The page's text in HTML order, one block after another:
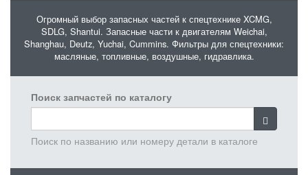
Огромный выбор запасных частей к спецтехнике XCMG,
SDLG, Shantui. Запасные части к двигателям Weichai,
Shanghau, Deutz, Yuchai, Cummins. Фильтры для спецтехники:
масляные, топливные, воздушные, гидравлика.
Поиск запчастей по каталогу
Поиск по названию или номеру детали в каталоге